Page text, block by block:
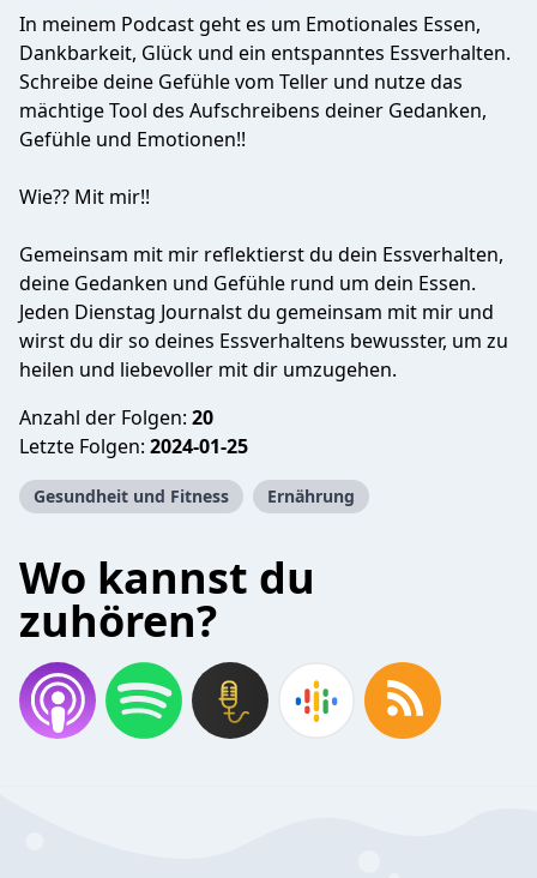
In meinem Podcast geht es um Emotionales Essen,
Dankbarkeit, Glück und ein entspanntes Essverhalten.
Schreibe deine Gefühle vom Teller und nutze das
mächtige Tool des Aufschreibens deiner Gedanken,
Gefühle und Emotionen!!
Wie?? Mit mir!!
Gemeinsam mit mir reflektierst du dein Essverhalten,
deine Gedanken und Gefühle rund um dein Essen.
Jeden Dienstag Journalst du gemeinsam mit mir und
wirst du dir so deines Essverhaltens bewusster, um zu
heilen und liebevoller mit dir umzugehen.
Anzahl der Folgen: 20
Letzte Folgen: 2024-01-25
Gesundheit und Fitness Ernährung
Wo kannst du
zuhören?